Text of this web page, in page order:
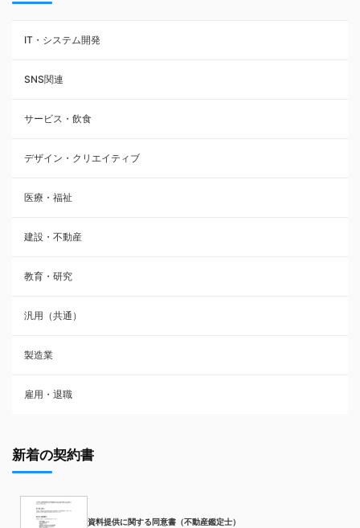
IT・システム開発
SNS関連
サービス・飲食
デザイン・クリエイティブ
医療・福祉
建設・不動産
教育・研究
汎用（共通）
製造業
雇用・退職
新着の契約書
資料提供に関する同意書（不動産鑑定士）